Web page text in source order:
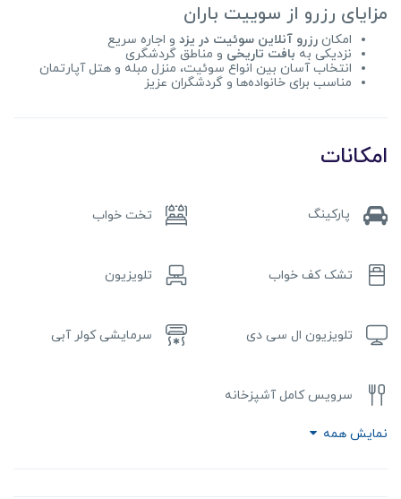
مزایای رزرو از سوییت باران
امکان رزرو آنلاین سوئیت در یزد و اجاره سریع
نزدیکی به بافت تاریخی و مناطق گردشگری
انتخاب آسان بین انواع سوئیت، منزل مبله و هتل آپارتمان
مناسب برای خانواده‌ها و گردشگران عزیز
امکانات
پارکینگ تخت خواب
تشک کف خواب تلویزیون
تلویزیون ال سی دی سرمایشی کولر آبی
سرویس کامل آشپزخانه
نمایش همه